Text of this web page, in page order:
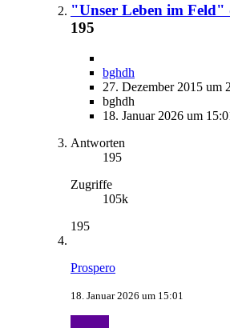
"Unser Leben im Feld"
195
bghdh
27. Dezember 2015 um
bghdh
18. Januar 2026 um
Antworten
195
Zugriffe
105k
195
Prospero
18. Januar 2026 um 15:01